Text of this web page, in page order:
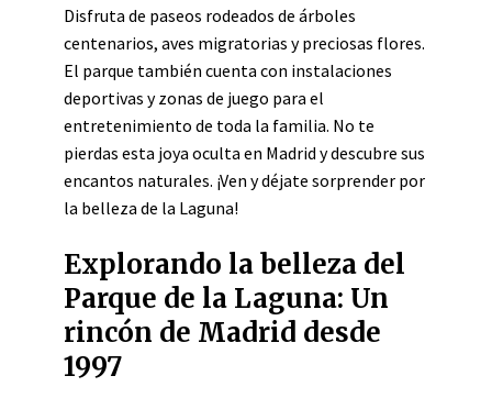
Disfruta de paseos rodeados de árboles
centenarios, aves migratorias y preciosas flores.
El parque también cuenta con instalaciones
deportivas y zonas de juego para el
entretenimiento de toda la familia. No te
pierdas esta joya oculta en Madrid y descubre sus
encantos naturales. ¡Ven y déjate sorprender por
la belleza de la Laguna!
Explorando la belleza del
Parque de la Laguna: Un
rincón de Madrid desde
1997